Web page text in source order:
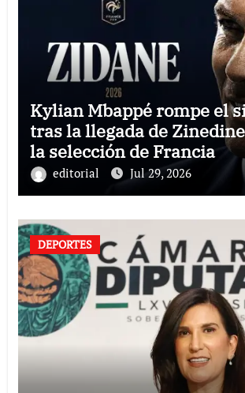
Kylian Mbappé rompe el
tras la llegada de
la selección de Francia
editorial Jul 29, 2026
DEPORTES